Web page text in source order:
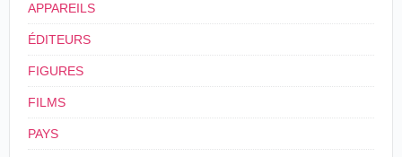
APPAREILS
ÉDITEURS
FIGURES
FILMS
PAYS